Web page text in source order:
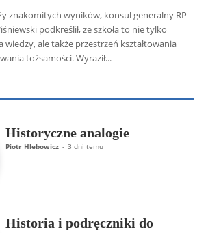
znakomitych wyników, konsul generalny RP
podkreślił, że szkoła to nie tylko
wiedzy, ale także przestrzeń kształtowania
tożsamości. Wyraził...
Aleksander Borowik
Antoni Radczenko
Artur Płokszto
Grzegorz Górny
Jarosław Wąsowicz SDB
Historyczne analogie
Piotr Hlebowicz - 3 dni temu
Historia i podręczniki do